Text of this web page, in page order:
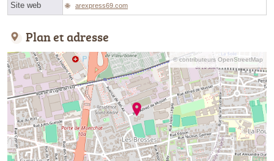
Site web arexpress69.com
Plan et adresse
© contributeurs OpenStreetMap